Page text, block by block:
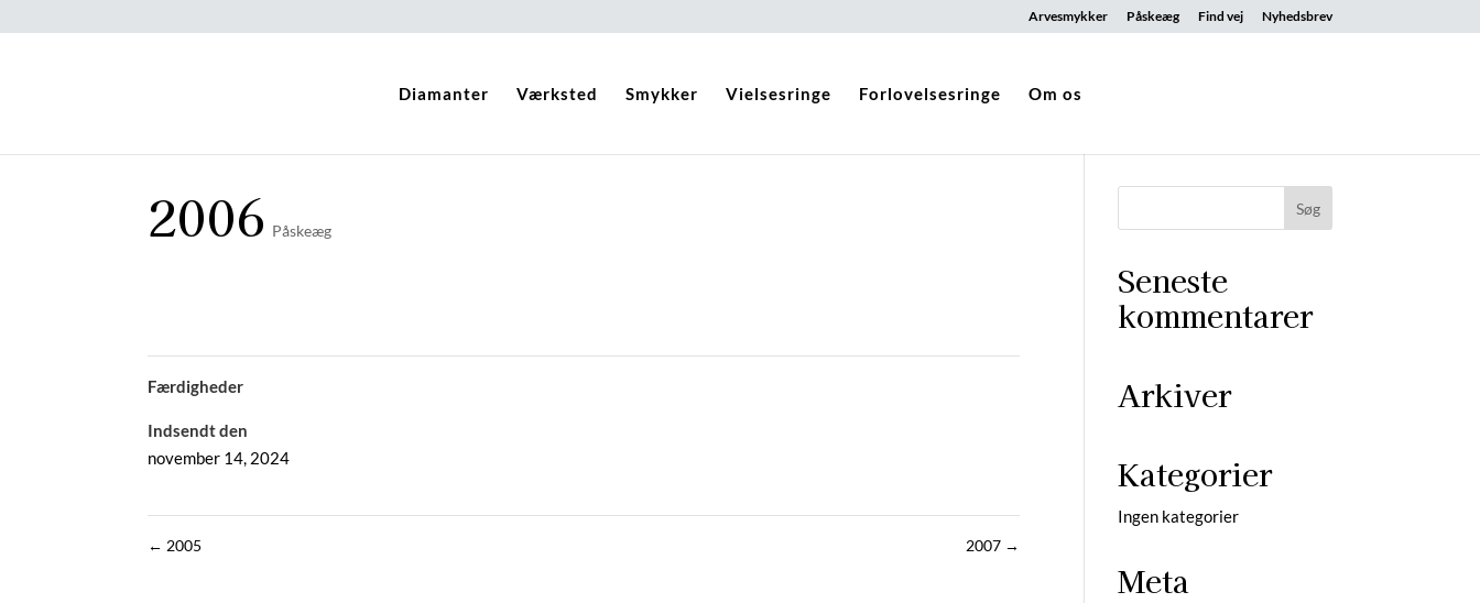
Arvesmykker Påskeæg Find vej Nyhedsbrev
Diamanter Værksted Smykker Vielsesringe Forlovelsesringe Om os
2006 Påskeæg
Færdigheder
Indsendt den
november 14, 2024
← 2005 2007 →
Seneste
kommentarer
Arkiver
Kategorier
Ingen kategorier
Meta